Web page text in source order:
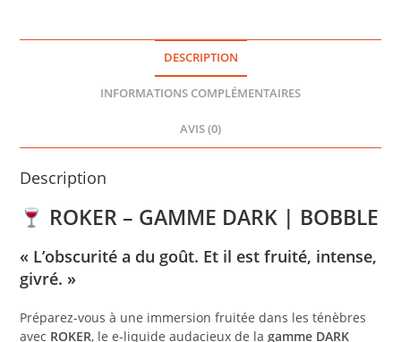
DESCRIPTION
INFORMATIONS COMPLÉMENTAIRES
AVIS (0)
Description
ROKER – GAMME DARK | BOBBLE
« L’obscurité a du goût. Et il est fruité, intense,
givré. »
Préparez-vous à une immersion fruitée dans les ténèbres
avec ROKER, le e-liquide audacieux de lagamme DARK